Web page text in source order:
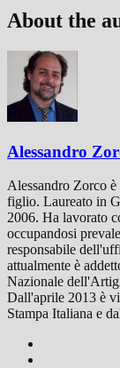
About the
Alessandro
Alessandro Zorco
figlio. Laureato in
2006. Ha lavorato
occupandosi
responsabile
attualmente è
Nazionale
Dall'aprile 2013 è
Stampa Italiana e